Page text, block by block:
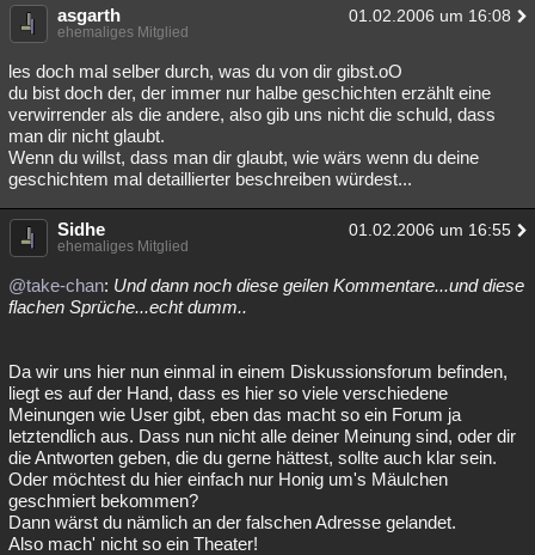
asgarth 01.02.2006 um 16:08
ehemaliges Mitglied
les doch mal selber durch, was du von dir gibst.oO
du bist doch der, der immer nur halbe geschichten erzählt eine
verwirrender als die andere, also gib uns nicht die schuld, dass
man dir nicht glaubt.
Wenn du willst, dass man dir glaubt, wie wärs wenn du deine
geschichtem mal detaillierter beschreiben würdest...
Sidhe 01.02.2006 um 16:55
ehemaliges Mitglied
@take-chan: Und dann noch diese geilen Kommentare...und diese
flachen Sprüche...echt dumm..
Da wir uns hier nun einmal in einem Diskussionsforum befinden,
liegt es auf der Hand, dass es hier so viele verschiedene
Meinungen wie User gibt, eben das macht so ein Forum ja
letztendlich aus. Dass nun nicht alle deiner Meinung sind, oder dir
die Antworten geben, die du gerne hättest, sollte auch klar sein.
Oder möchtest du hier einfach nur Honig um's Mäulchen
geschmiert bekommen?
Dann wärst du nämlich an der falschen Adresse gelandet.
Also mach' nicht so ein Theater!